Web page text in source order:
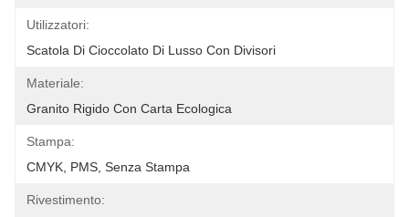
Utilizzatori:
Scatola Di Cioccolato Di Lusso Con Divisori
Materiale:
Granito Rigido Con Carta Ecologica
Stampa:
CMYK, PMS, Senza Stampa
Rivestimento: